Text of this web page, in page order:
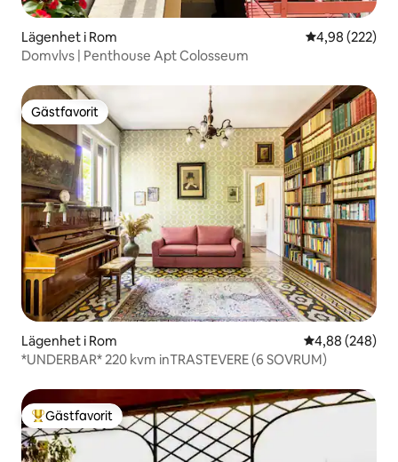
Lägenhet i Rom 4,98 av 5 i
4,98 (222)
Domvlvs | Penthouse Apt Colosseum
Gästfavorit
Gästfavorit
Lägenhet i Rom 4,88 av 5 i
4,88 (248)
*UNDERBAR* 220 kvm inTRASTEVERE (6 SOVRUM)
Populär gästfavorit
Gästfavorit